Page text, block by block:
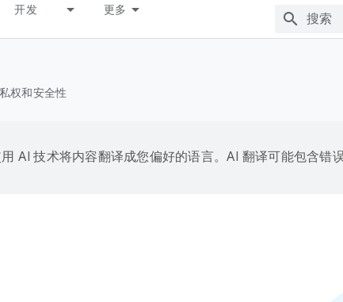
开发 更多
权和安全性
AI 技术将内容翻译成您偏好的语言。AI 翻译可能包含错误